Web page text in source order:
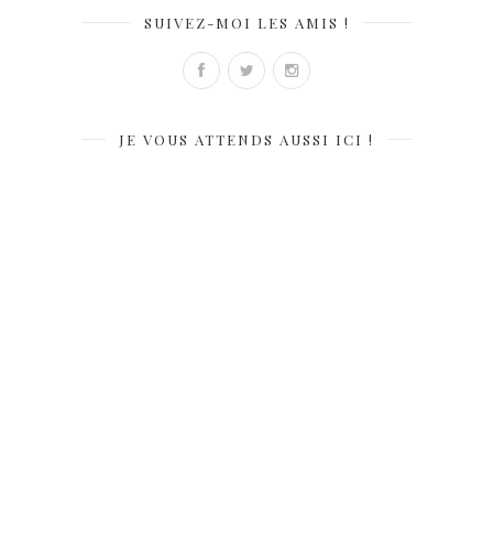
SUIVEZ-MOI LES AMIS !
JE VOUS ATTENDS AUSSI ICI !